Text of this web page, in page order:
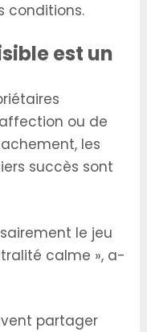
conditions.
est un
ou de
les
succès sont
le jeu
calme », a-
partager